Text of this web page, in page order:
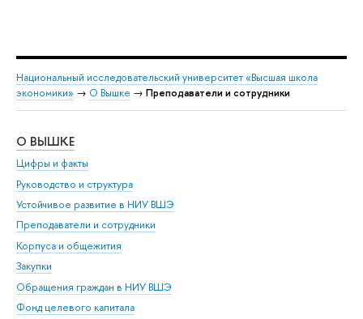
Национальный исследовательский университет «Высшая школа
экономики» → О Вышке → Преподаватели и сотрудники
О ВЫШКЕ
Цифры и факты
Руководство и структура
Устойчивое развитие в НИУ ВШЭ
Преподаватели и сотрудники
Корпуса и общежития
Закупки
Обращения граждан в НИУ ВШЭ
Фонд целевого капитала